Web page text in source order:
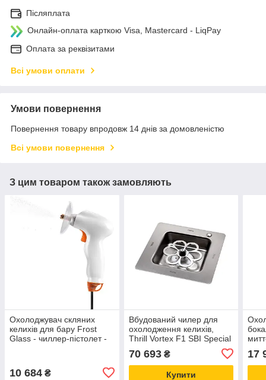
Післяплата
Онлайн-оплата карткою Visa, Mastercard - LiqPay
Оплата за реквізитами
Всі умови оплати
Умови повернення
Повернення товару впродовж 14 днів за домовленістю
Всі умови повернення
З цим товаром також замовляють
Охолоджувач скляних
келихів для бару Frost
Glass - чиллер-пістолет -
10 684 ₴
Вбудований чилер для
охолодження келихів,
Thrill Vortex F1 SBI Special
for Built-In Охолоджувач
келихів
70 693₴
Купити
17